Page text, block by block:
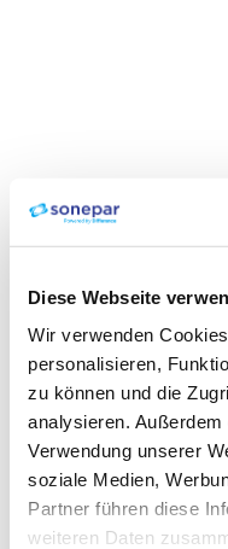
Diese Webseite
Wir verwenden
personalisieren,
zu können und die
analysieren.
Verwendung unserer
soziale Medien,
Partner führen diese
weiteren Daten